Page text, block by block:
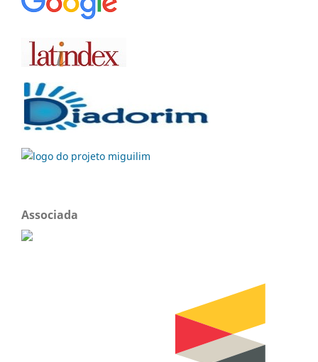
Associada